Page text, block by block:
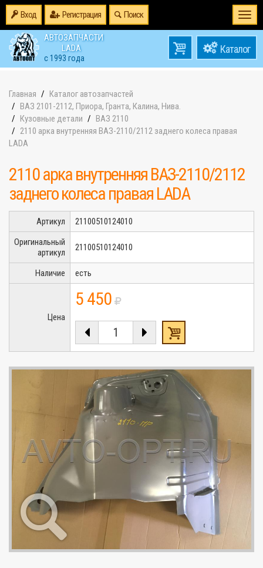
Вход Регистрация Поиск
АВТОЗАПЧАСТИ
LADA
с 1993 года
товаров0
на0
Главная
Каталог автозапчастей
ВАЗ 2101-2112, Приора, Гранта, Калина, Нива.
Кузовные детали
ВАЗ 2110
2110 арка внутренняя ВАЗ-2110/2112 заднего колеса правая
LADA
2110 арка внутренняя ВАЗ-2110/2112
заднего колеса правая LADA
Артикул
21100510124010
Оригинальный
артикул
21100510124010
Наличие есть
Цена
5 450